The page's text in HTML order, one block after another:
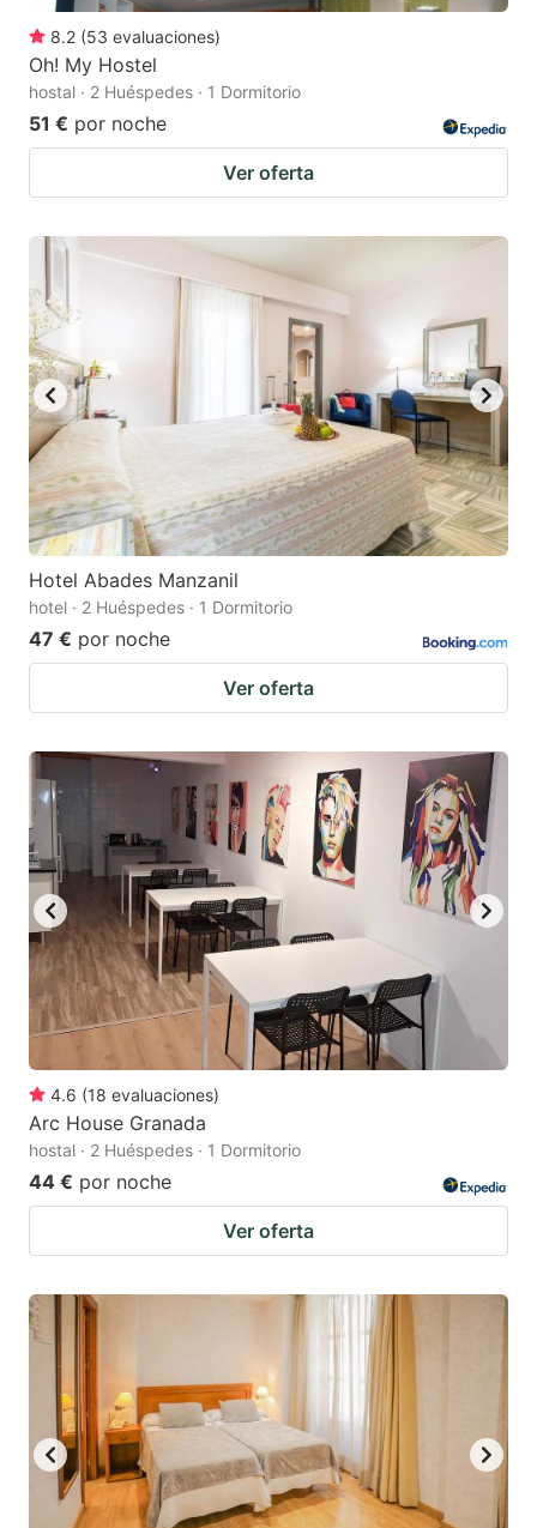
8.2 (53 evaluaciones)
Oh! My Hostel
hostal · 2 Huéspedes · 1 Dormitorio
51 € por noche
Ver oferta
Hotel Abades Manzanil
hotel · 2 Huéspedes · 1 Dormitorio
47 € por noche
Ver oferta
4.6 (18 evaluaciones)
Arc House Granada
hostal · 2 Huéspedes · 1 Dormitorio
44 € por noche
Ver oferta